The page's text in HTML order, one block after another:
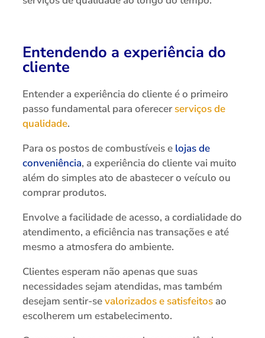
Entendendo a experiência do
cliente
Entender a experiência do cliente é o primeiro
passo fundamental para oferecerserviços de
qualidade.
Para os postos de combustíveis e lojas de
conveniência, a experiência do cliente vai muito
além do simples ato de abastecer o veículo ou
comprar produtos.
Envolve a facilidade de acesso, a cordialidade do
atendimento, a eficiência nas transações e até
mesmo a atmosfera do ambiente.
Clientes esperam não apenas que suas
necessidades sejam atendidas, mas também
desejam sentir-sevalorizados e satisfeitos ao
escolherem um estabelecimento.